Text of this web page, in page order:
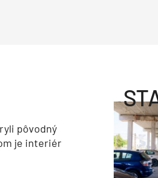
pôvodný
je interiér